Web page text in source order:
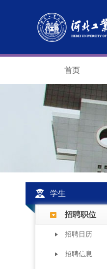
首页
学生
招聘职位
招聘日历
招聘信息